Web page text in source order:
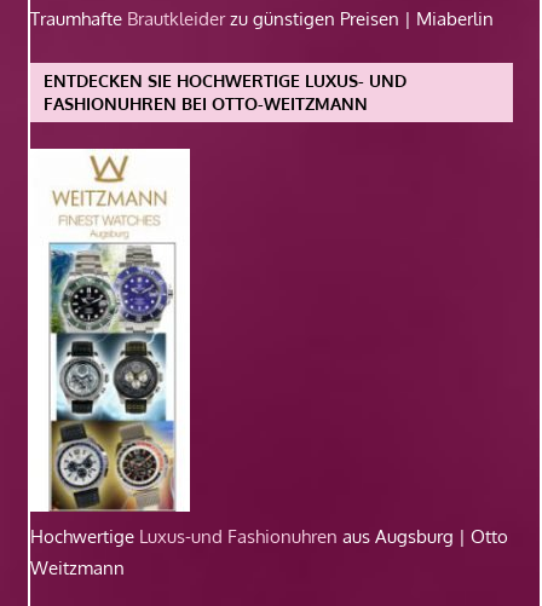
Traumhafte Brautkleiderzu günstigen Preisen | Miaberlin
ENTDECKEN SIE HOCHWERTIGE LUXUS- UND
FASHIONUHREN BEI OTTO-WEITZMANN
Hochwertige Luxus-und Fashionuhren aus Augsburg | Otto
Weitzmann